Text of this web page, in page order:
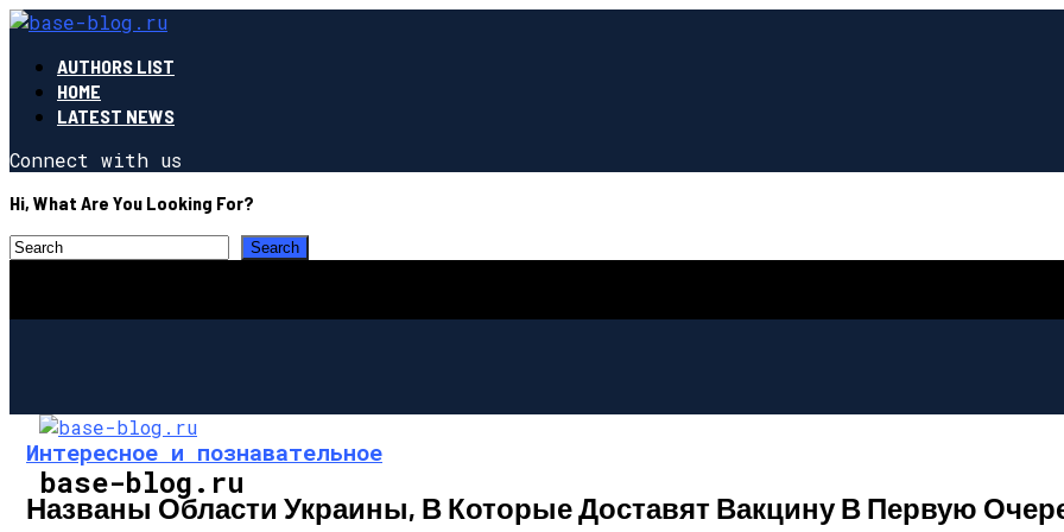
AUTHORS LIST
HOME
LATEST NEWS
Connect with us
Hi, What Are You Looking For?
base-blog.ru
Интересное и познавательное
Названы Области Украины, В Которые Доставят Вакцину В Первую